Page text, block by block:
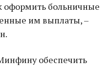
оформить больничные
им выплаты, –
обеспечить